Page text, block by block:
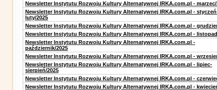
Newsletter Instytutu Rozwoju Kultury Alternatywnej IRKA.com.pl - marzec/
Newsletter Instytutu Rozwoju Kultury Alternatywnej IRKA.com.pl -
luty/2025
Newsletter Instytutu Rozwoju Kultury Alternatywnej IRKA.com.pl -
Newsletter Instytutu Rozwoju Kultury Alternatywnej IRKA.com.pl -
Newsletter Instytutu Rozwoju Kultury Alternatywnej IRKA.com.pl -
październik/2025
Newsletter Instytutu Rozwoju Kultury Alternatywnej IRKA.com.pl -
Newsletter Instytutu Rozwoju Kultury Alternatywnej IRKA.com.pl - lipiec-
sierpień/2025
Newsletter Instytutu Rozwoju Kultury Alternatywnej IRKA.com.pl -
Newsletter Instytutu Rozwoju Kultury Alternatywnej IRKA.com.pl -